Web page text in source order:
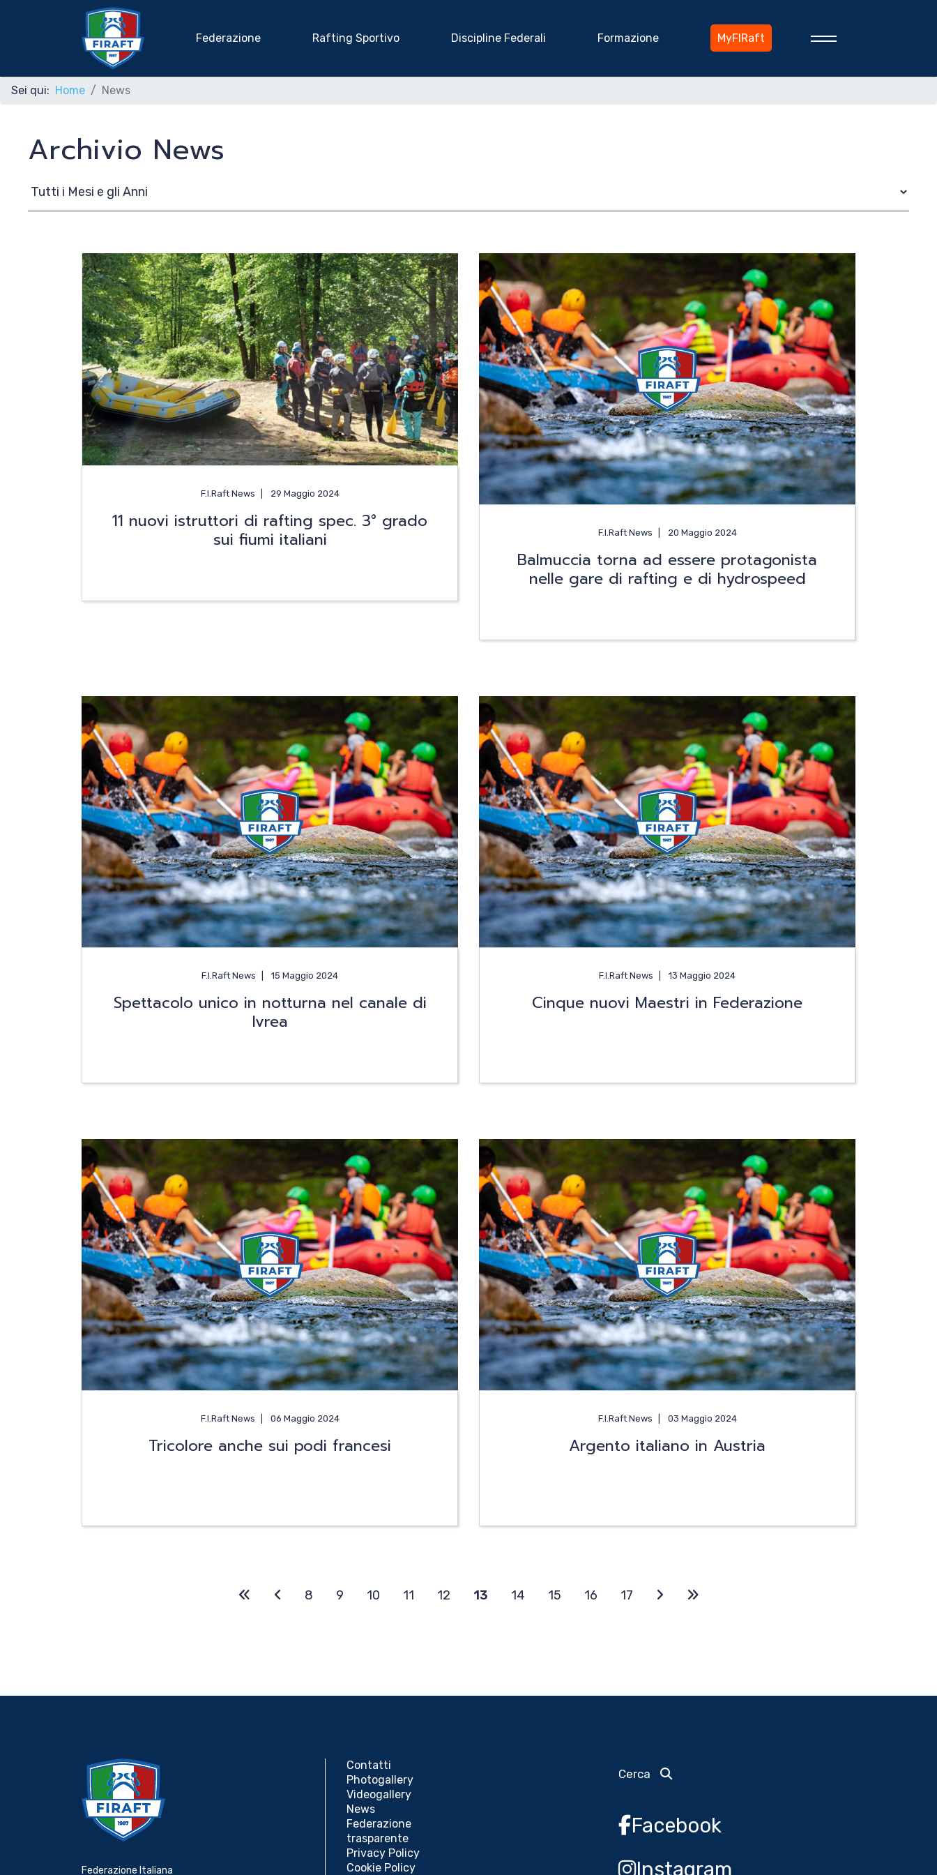
Federazione Rafting Sportivo Discipline Federali Formazione MyFIRaft
Home
Federazione
Discipline Federali
Formazione
News
Media
Documenti
Tesseramento e Affiliazione
Federazione Trasparente
Sei qui: Home News
Archivio News
F.I.Raft News 29 Maggio 2024
11 nuovi istruttori di rafting spec. 3° grado
sui fiumi italiani
F.I.Raft News 20 Maggio 2024
Balmuccia torna ad essere protagonista
nelle gare di rafting e di hydrospeed
F.I.Raft News 15 Maggio 2024
Spettacolo unico in notturna nel canale di
Ivrea
F.I.Raft News 13 Maggio 2024
Cinque nuovi Maestri in Federazione
F.I.Raft News 06 Maggio 2024
Tricolore anche sui podi francesi
F.I.Raft News 03 Maggio 2024
Argento italiano in Austria
8 9 10 11 12 13 14 15 16 17
Federazione Italiana
Contatti
Photogallery
Videogallery
News
Federazione
trasparente
Privacy Policy
Cookie Policy
Cerca
Facebook
Instagram